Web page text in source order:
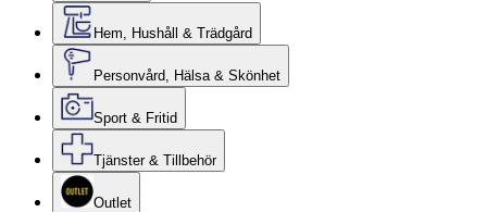
Hem, Hushåll & Trädgård
Personvård, Hälsa & Skönhet
Sport & Fritid
Tjänster & Tillbehör
Outlet